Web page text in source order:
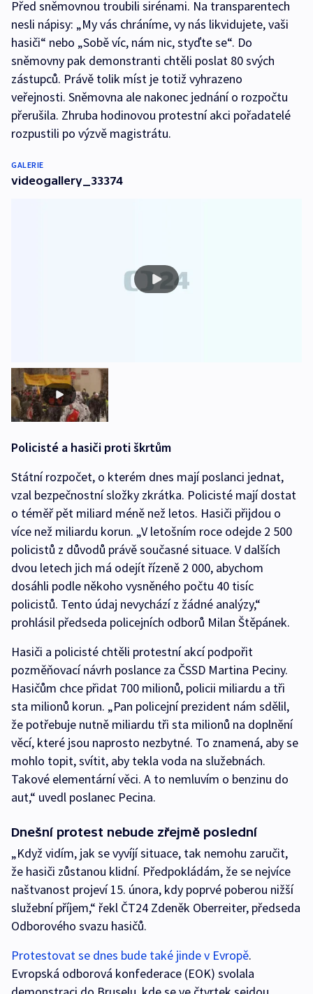
Před sněmovnou troubili sirénami. Na transparentech
nesli nápisy: „My vás chráníme, vy nás likvidujete, vaši
hasiči“ nebo „Sobě víc, nám nic, styďte se“. Do
sněmovny pak demonstranti chtěli poslat 80 svých
zástupců. Právě tolik míst je totiž vyhrazeno
veřejnosti. Sněmovna ale nakonec jednání o rozpočtu
přerušila. Zhruba hodinovou protestní akci pořadatelé
rozpustili po výzvě magistrátu.
GALERIE
videogallery_33374
Policisté a hasiči proti škrtům
Státní rozpočet, o kterém dnes mají poslanci jednat,
vzal bezpečnostní složky zkrátka. Policisté mají dostat
o téměř pět miliard méně než letos. Hasiči přijdou o
více než miliardu korun. „V letošním roce odejde 2 500
policistů z důvodů právě současné situace. V dalších
dvou letech jich má odejít řízeně 2 000, abychom
dosáhli podle někoho vysněného počtu 40 tisíc
policistů. Tento údaj nevychází z žádné analýzy,“
prohlásil předseda policejních odborů Milan Štěpánek.
Hasiči a policisté chtěli protestní akcí podpořit
pozměňovací návrh poslance za ČSSD Martina Peciny.
Hasičům chce přidat 700 milionů, policii miliardu a tři
sta milionů korun. „Pan policejní prezident nám sdělil,
že potřebuje nutně miliardu tři sta milionů na doplnění
věcí, které jsou naprosto nezbytné. To znamená, aby se
mohlo topit, svítit, aby tekla voda na služebnách.
Takové elementární věci. A to nemluvím o benzinu do
aut,“ uvedl poslanec Pecina.
Dnešní protest nebude zřejmě poslední
„Když vidím, jak se vyvíjí situace, tak nemohu zaručit,
že hasiči zůstanou klidní. Předpokládám, že se nejvíce
naštvanost projeví 15. února, kdy poprvé poberou nižší
služební příjem,“ řekl ČT24 Zdeněk Oberreiter, předseda
Odborového svazu hasičů.
Protestovat se dnes bude také jinde v Evropě.
Evropská odborová konfederace (EOK) svolala